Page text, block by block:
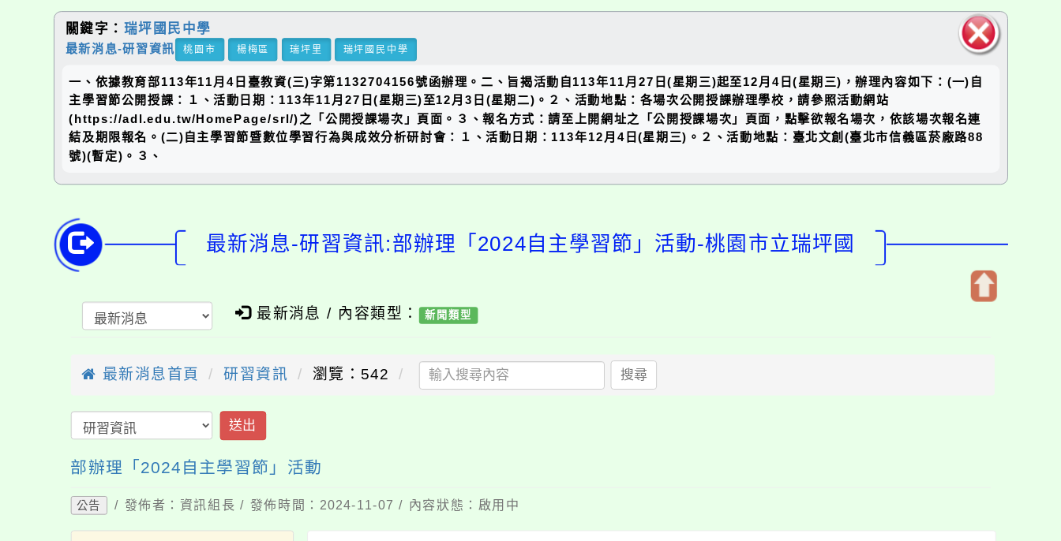
塊
關鍵字： 瑞坪國民中學
最新消息-研習資訊 桃園市 楊梅區 瑞坪里 瑞坪國民中學
一、依據教育部113年11月4日臺教資(三)字第1132704156號函辦理。二、旨揭活動自113年11月27日(星期三)起至12月4日(星期三)，辦理內容如下：(一)自
主學習節公開授課：１、活動日期：113年11月27日(星期三)至12月3日(星期二)。２、活動地點：各場次公開授課辦理學校，請參照活動網站
(https://adl.edu.tw/HomePage/srl/)之「公開授課場次」頁面。３、報名方式：請至上開網址之「公開授課場次」頁面，點擊欲報名場次，依該場次報名連
結及期限報名。(二)自主學習節暨數位學習行為與成效分析研討會：１、活動日期：113年12月4日(星期三)。２、活動地點：臺北文創(臺北市信義區菸廠路88
號)(暫定)。３、
最新消息-研習資訊:部辦理「2024自主學習節」活動-桃園市立瑞坪國
最新消息 / 內容類型： 新聞類型
最新消息首頁 研習資訊 瀏覽：542 搜尋
送出
部辦理「2024自主學習節」活動
公告 / 發佈者：資訊組長 / 發佈時間：2024-11-07 / 內容狀態：啟用中